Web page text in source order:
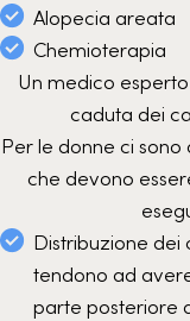
Alopecia areata
Chemioterapia
Un medico
caduta dei
Per le donne ci
che devono
Distribuzione dei
tendono ad
parte posteriore